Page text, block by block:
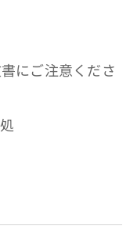
にご注意くださ